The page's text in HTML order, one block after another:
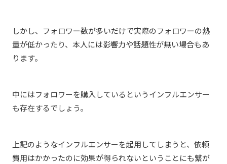
しかし、フォロワー数が多いだけで実際のフォロワーの熱
量が低かったり、本人には影響力や話題性が無い場合もあ
ります。
中にはフォロワーを購入しているというインフルエンサー
も存在するでしょう。
上記のようなインフルエンサーを起用してしまうと、依頼
費用はかかったのに効果が得られないということにも繋が